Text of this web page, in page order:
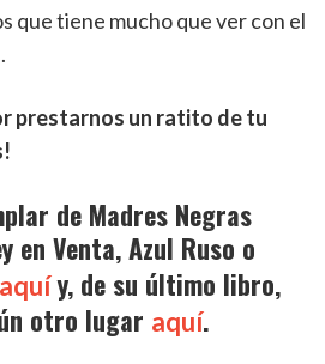
que tiene mucho que ver con el
prestarnos un ratito de tu
de Madres Negras
en Venta, Azul Ruso o
aquíy, de su último libro,
otro lugar aquí.